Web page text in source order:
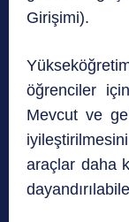
Girişimi).
öğrenciler
Mevcut ve
araçlar daha